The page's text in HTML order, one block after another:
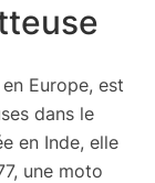
Europe, est
dans le
en Inde, elle
une moto